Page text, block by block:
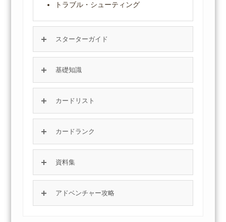
トラブル・シューティング
スターターガイド
基礎知識
カードリスト
カードランク
資料集
アドベンチャー攻略